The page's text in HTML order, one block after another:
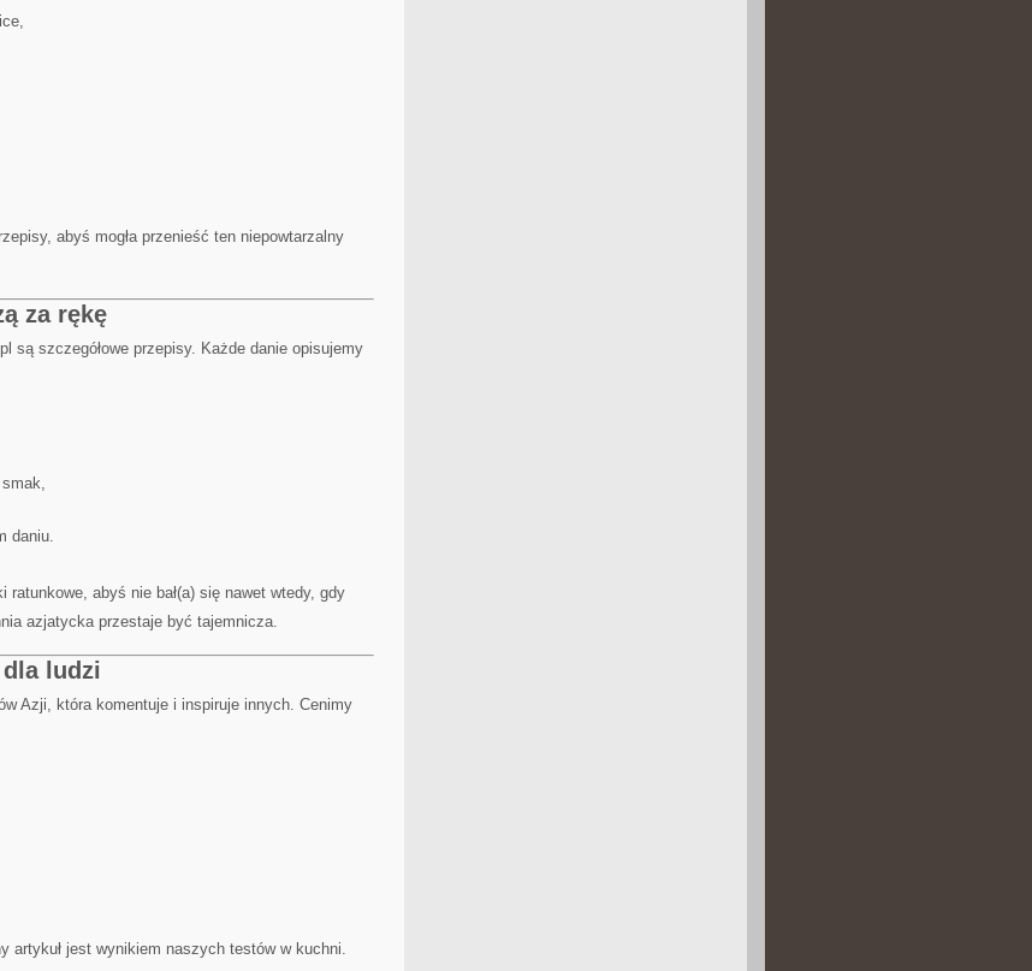
abyś mogła przenieść ten niepowtarzalny
za rękę
są szczegółowe przepisy. Każde danie opisujemy
daniu.
ratunkowe, abyś nie bał(a) się nawet wtedy, gdy
azjatycka przestaje być tajemnicza.
ludzi
Azji, która komentuje i inspiruje innych. Cenimy
artykuł jest wynikiem naszych testów w kuchni.